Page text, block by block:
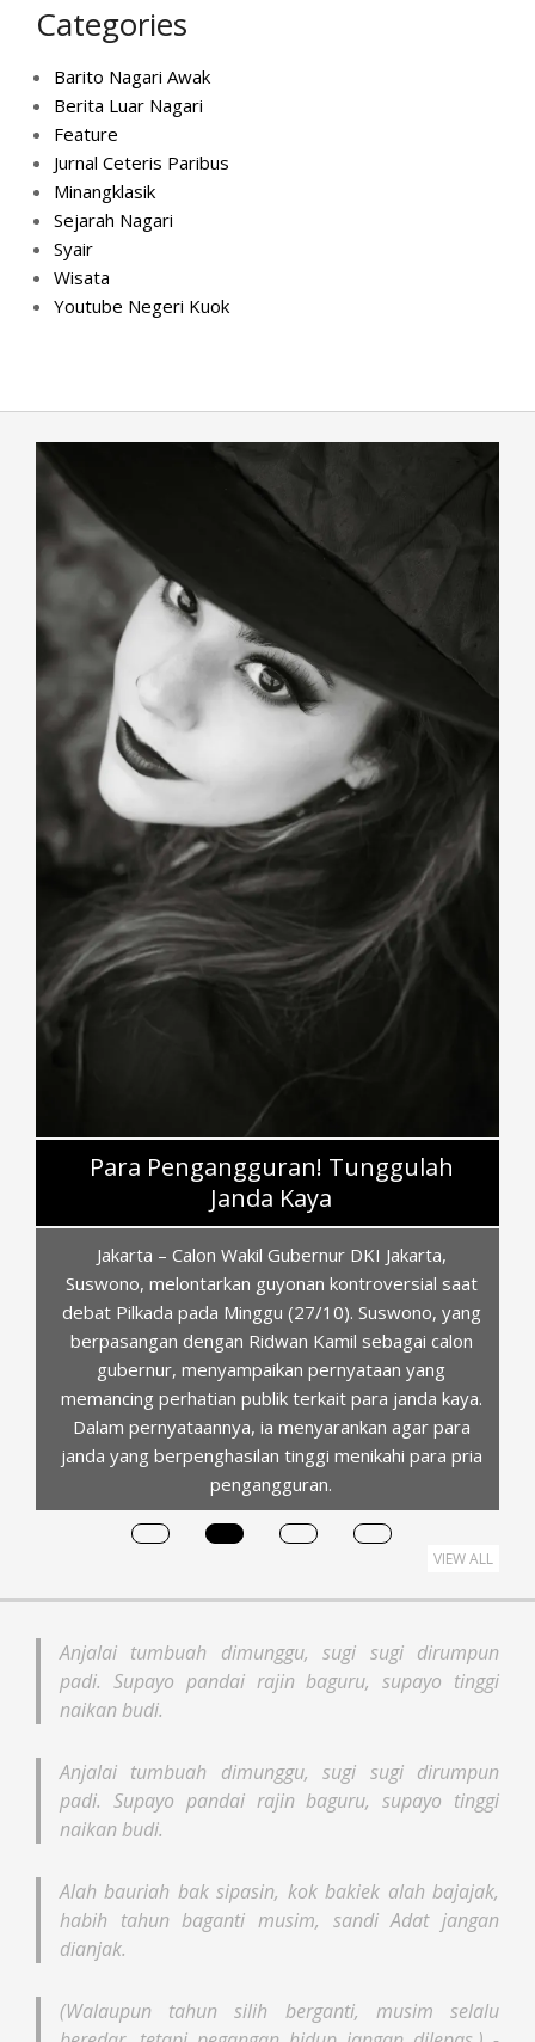
Categories
Barito Nagari Awak
Berita Luar Nagari
Feature
Jurnal Ceteris Paribus
Minangklasik
Sejarah Nagari
Syair
Wisata
Youtube Negeri Kuok
Para Pengangguran! Tunggulah
Janda Kaya
Jakarta – Calon Wakil Gubernur DKI Jakarta,
Suswono, melontarkan guyonan kontroversial saat
debat Pilkada pada Minggu (27/10). Suswono, yang
berpasangan dengan Ridwan Kamil sebagai calon
gubernur, menyampaikan pernyataan yang
memancing perhatian publik terkait para janda kaya.
Dalam pernyataannya, ia menyarankan agar para
janda yang berpenghasilan tinggi menikahi para pria
pengangguran.
VIEW ALL
Anjalai tumbuah dimunggu, sugi sugi dirumpun
padi. Supayo pandai rajin baguru, supayo tinggi
naikan budi.
Anjalai tumbuah dimunggu, sugi sugi dirumpun
padi. Supayo pandai rajin baguru, supayo tinggi
naikan budi.
Alah bauriah bak sipasin, kok bakiek alah bajajak,
habih tahun baganti musim, sandi Adat jangan
dianjak.
(Walaupun tahun silih berganti, musim selalu